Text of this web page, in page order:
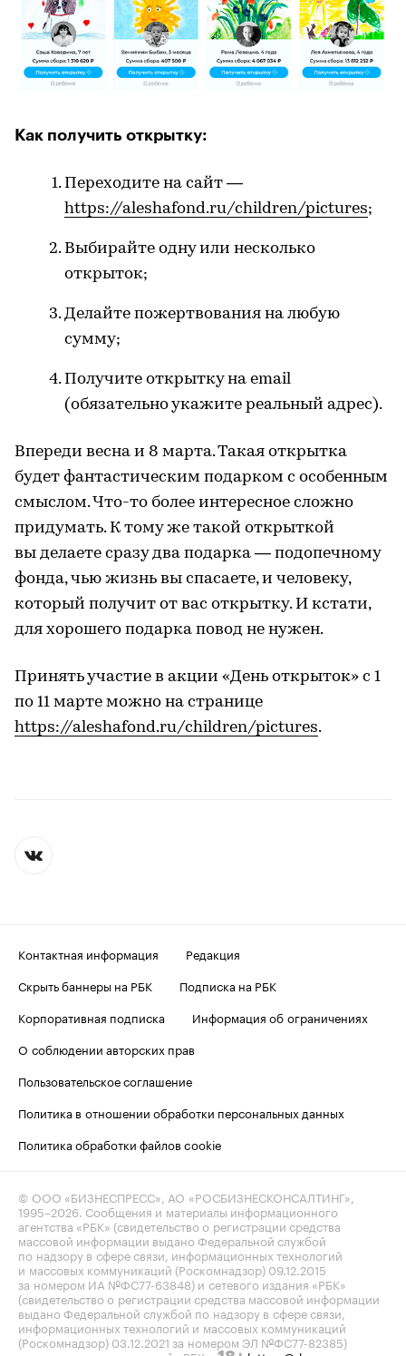
Как получить открытку:
Переходите на сайт —
https://aleshafond.ru/children/pictures;
Выбирайте одну или несколько
открыток;
Делайте пожертвования на любую
сумму;
Получите открытку на email
(обязательно укажите реальный адрес).
Впереди весна и 8 марта. Такая открытка
будет фантастическим подарком с особенным
смыслом. Что-то более интересное сложно
придумать. К тому же такой открыткой
вы делаете сразу два подарка — подопечному
фонда, чью жизнь вы спасаете, и человеку,
который получит от вас открытку. И кстати,
для хорошего подарка повод не нужен.
Принять участие в акции «День открыток» с 1
по 11 марте можно на странице
https://aleshafond.ru/children/pictures.
Контактная информация
Редакция
Скрыть баннеры на РБК
Подписка на РБК
Корпоративная подписка
Информация об ограничениях
О соблюдении авторских прав
Пользовательское соглашение
Политика в отношении обработки персональных данных
Политика обработки файлов cookie
© ООО «БИЗНЕСПРЕСС», АО «РОСБИЗНЕСКОНСАЛТИНГ»,
1995–2026 . Сообщения и материалы информационного
агентства «РБК» (свидетельство о регистрации средства
массовой информации выдано Федеральной службой
по надзору в сфере связи, информационных технологий
и массовых коммуникаций (Роскомнадзор) 09.12.2015
за номером ИА №ФС77-63848) и сетевого издания «РБК»
(свидетельство о регистрации средства массовой информации
выдано Федеральной службой по надзору в сфере связи,
информационных технологий и массовых коммуникаций
(Роскомнадзор) 03.12.2021 за номером ЭЛ №ФС77-82385)